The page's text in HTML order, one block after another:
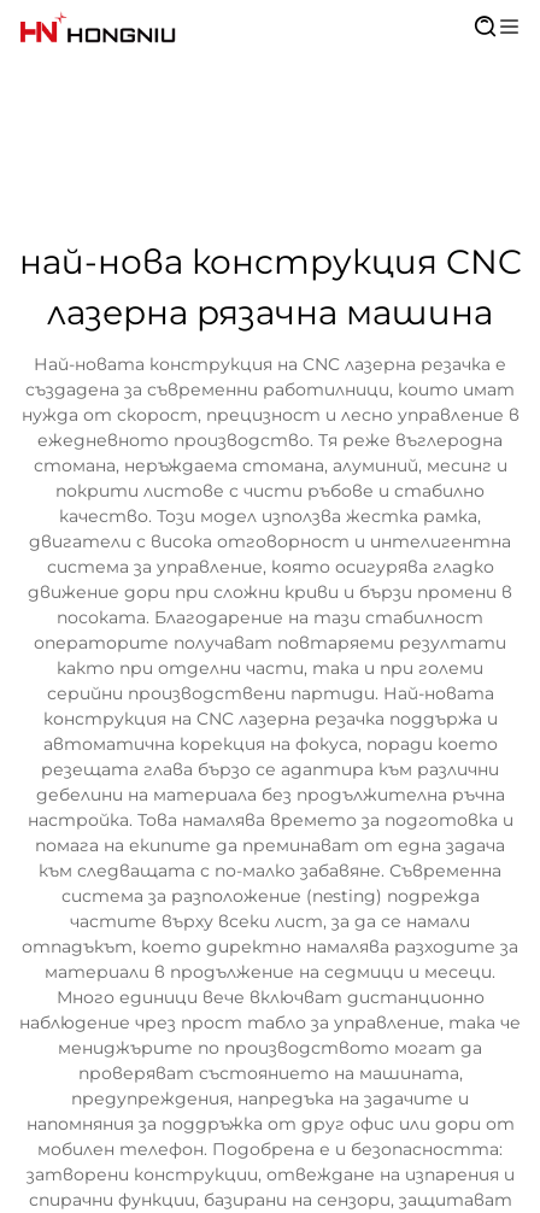
най-нова конструкция CNC
лазерна рязачна машина
Най-новата конструкция на CNC лазерна резачка е
създадена за съвременни работилници, които имат
нужда от скорост, прецизност и лесно управление в
ежедневното производство. Тя реже въглеродна
стомана, неръждаема стомана, алуминий, месинг и
покрити листове с чисти ръбове и стабилно
качество. Този модел използва жестка рамка,
двигатели с висока отговорност и интелигентна
система за управление, която осигурява гладко
движение дори при сложни криви и бързи промени в
посоката. Благодарение на тази стабилност
операторите получават повтаряеми резултати
както при отделни части, така и при големи
серийни производствени партиди. Най-новата
конструкция на CNC лазерна резачка поддържа и
автоматична корекция на фокуса, поради което
резещата глава бързо се адаптира към различни
дебелини на материала без продължителна ръчна
настройка. Това намалява времето за подготовка и
помага на екипите да преминават от една задача
към следващата с по-малко забавяне. Съвременна
система за разположение (nesting) подрежда
частите върху всеки лист, за да се намали
отпадъкът, което директно намалява разходите за
материали в продължение на седмици и месеци.
Много единици вече включват дистанционно
наблюдение чрез прост табло за управление, така че
мениджърите по производството могат да
проверяват състоянието на машината,
предупреждения, напредъка на задачите и
напомняния за поддръжка от друг офис или дори от
мобилен телефон. Подобрена е и безопасността:
затворени конструкции, отвеждане на изпарения и
спирачни функции, базирани на сензори, защитават